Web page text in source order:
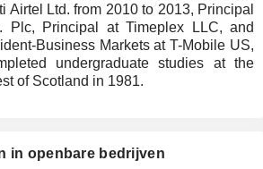
Airtel Ltd. from 2010 to 2013, Principal
Plc, Principal at Timeplex LLC, and
Business Markets at T-Mobile US,
undergraduate studies at the
of Scotland in 1981.
in openbare bedrijven